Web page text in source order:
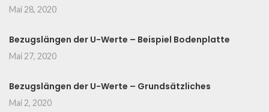
Mai 28, 2020
Bezugslängen der U-Werte – Beispiel Bodenplatte
Mai 27, 2020
Bezugslängen der U-Werte – Grundsätzliches
Mai 2, 2020